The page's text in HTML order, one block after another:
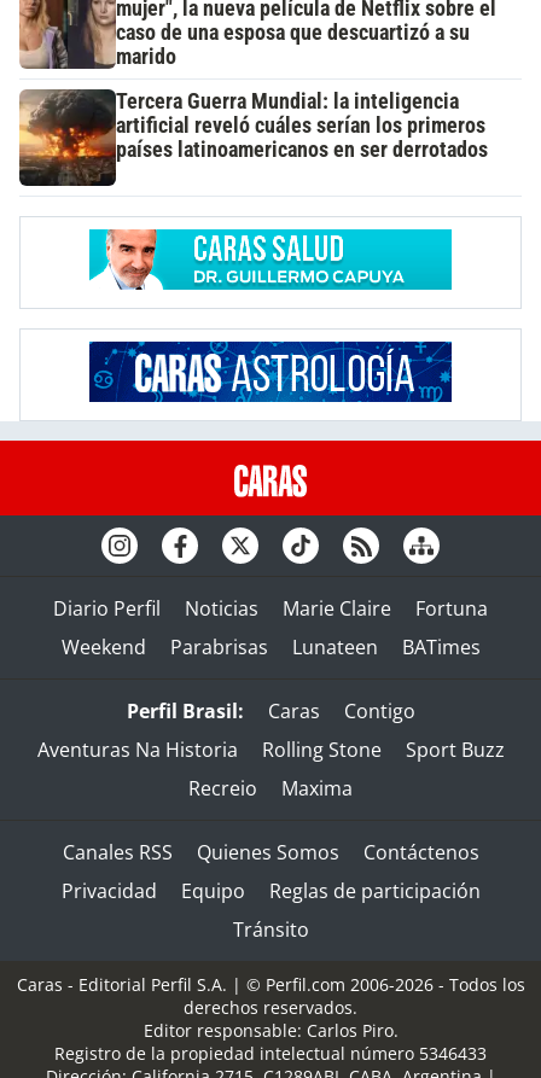
mujer", la nueva película de Netflix sobre el
caso de una esposa que descuartizó a su
marido
Tercera Guerra Mundial: la inteligencia
artificial reveló cuáles serían los primeros
países latinoamericanos en ser derrotados
Diario Perfil Noticias Marie Claire
Fortuna
Weekend
Parabrisas Lunateen BATimes
Perfil Brasil: Caras
Contigo
Aventuras Na Historia
Rolling Stone
Sport Buzz
Recreio
Maxima
Canales RSS Quienes Somos
Contáctenos
Privacidad
Equipo
Reglas de participación
Tránsito
Caras - Editorial Perfil S.A. | © Perfil.com 2006-2026 - Todos los
derechos reservados.
Editor responsable: Carlos Piro.
Registro de la propiedad intelectual número 5346433